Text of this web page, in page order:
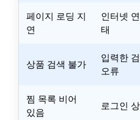
페이지 로딩 지
연
인터넷
태
상품 검색 불가
입력한
오류
찜 목록 비어
있음
로그인